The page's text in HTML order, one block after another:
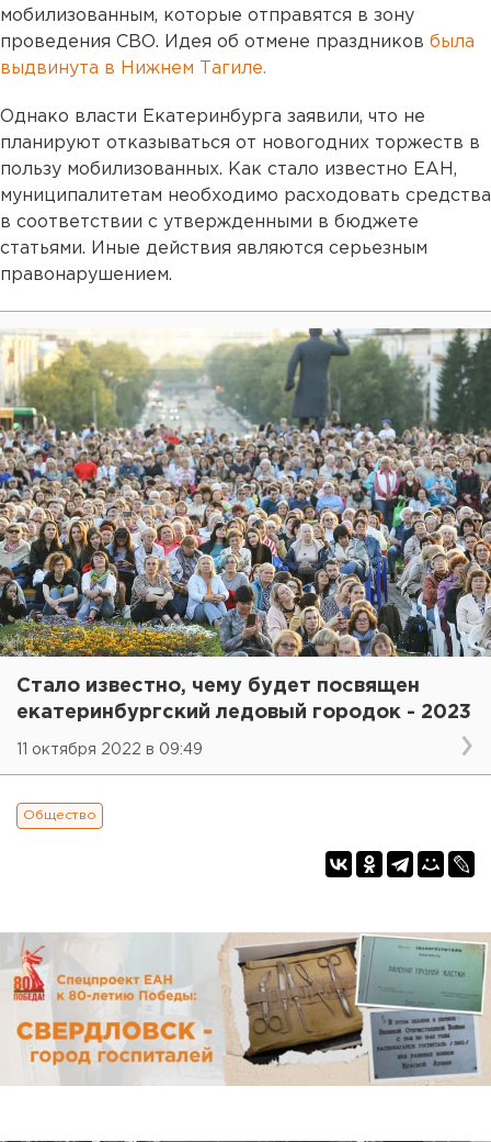
мобилизованным, которые отправятся в зону
проведения СВО. Идея об отмене праздников была
выдвинута в Нижнем Тагиле.
Однако власти Екатеринбурга заявили, что не
планируют отказываться от новогодних торжеств в
пользу мобилизованных. Как стало известно ЕАН,
муниципалитетам необходимо расходовать средства
в соответствии с утвержденными в бюджете
статьями. Иные действия являются серьезным
правонарушением.
Стало известно, чему будет посвящен
екатеринбургский ледовый городок - 2023
11 октября 2022 в 09:49
Общество